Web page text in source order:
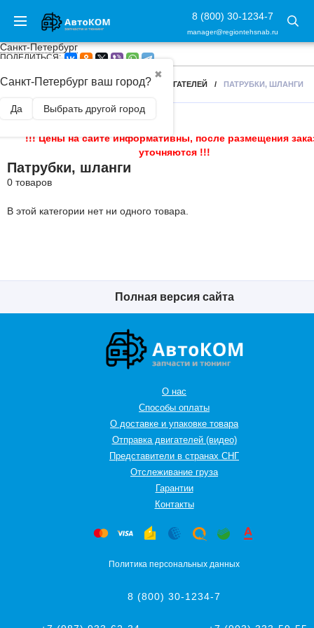
8 (800) 30-1234-7
manager@regiontehsnab.ru
Санкт-Петербург
✖
Санкт-Петербург ваш город?
Да Выбрать другой город
ПОДЕЛИТЬСЯ:
ГЛАВНАЯ / КОМПЛЕКТУЮЩИЕ ДЛЯ ДВИГАТЕЛЕЙ / ПАТРУБКИ, ШЛАНГИ
!!! Цены на сайте информативны, после размещения
уточняются !!!
Патрубки, шланги
0 товаров
В этой категории нет ни одного товара.
Полная версия сайта
О нас
Способы оплаты
О доставке и упаковке товара
Отправка двигателей (видео)
Представители в странах СНГ
Oтслеживание груза
Гарантии
Контакты
Политика персональных данных
8 (800) 30-1234-7